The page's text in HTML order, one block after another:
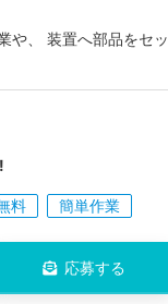
や、 装置へ部品をセッ
料 簡単作業
応募する